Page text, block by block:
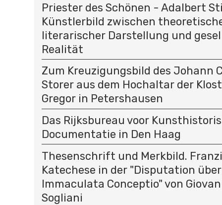
Priester des Schönen - Adalbert
Künstlerbild zwischen
literarischer Darstellung und
Realität
Zum Kreuzigungsbild des Johann
Storer aus dem Hochaltar der
Gregor in Petershausen
Das Rijksbureau voor
Documentatie in Den Haag
Thesenschrift und Merkbild.
Katechese in der "Disputation
Immaculata Conceptio" von
Sogliani